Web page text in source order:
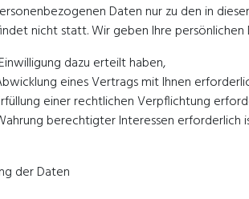
Daten nur zu den in
nicht statt. Wir geben Ihre
dazu erteilt haben,
eines Vertrags mit Ihnen
einer rechtlichen Verpflichtung
berechtigter Interessen
der Daten